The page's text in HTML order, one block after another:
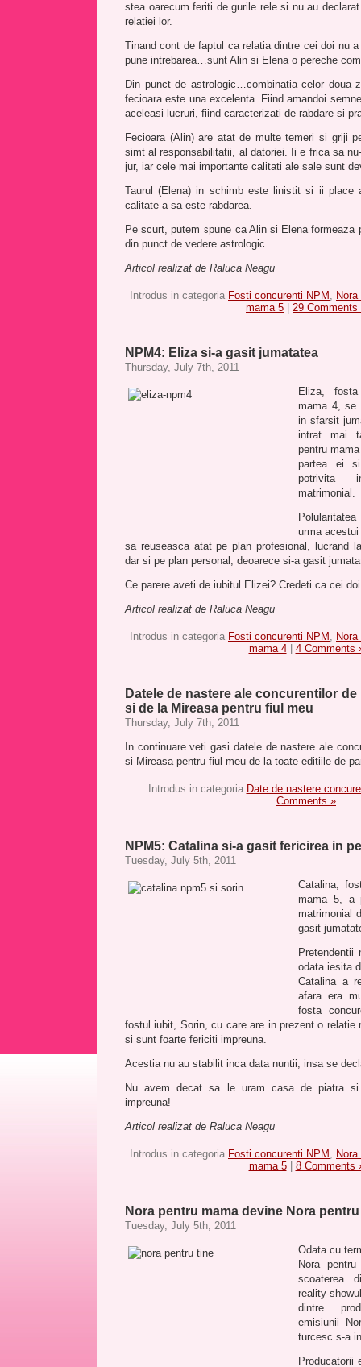
stea oarecum feriti de gurile rele si nu au
relatiei lor.
Tinand cont de faptul ca relatia dintre cei doi nu
pune intrebarea…sunt Alin si Elena o pereche
Din punct de astrologic…combinatia celor doua
fecioara este una excelenta. Fiind amandoi
aceleasi lucruri, fiind caracterizati de rabdare si
Fecioara (Alin) are atat de multe temeri si griji
simt al responsabilitatii, al datoriei. Ii e frica sa
jur, iar cele mai importante calitati ale sale sunt
Taurul (Elena) in schimb este linistit si ii place
calitate a sa este rabdarea.
Pe scurt, putem spune ca Alin si Elena formeaza
din punct de vedere astrologic.
Articol realizat de Raluca Neagu
Introdus in categoria Fosti concurenti NPM ,
mama 5
29 Comments
NPM4: Eliza si-a gasit jumatatea
Thursday, July 7th, 2011
Eliza,
mama 4, se
in sfarsit
intrat mai
pentru
partea ei
potrivita
matrimonial.
urma
sa reuseasca atat pe plan profesional, lucrand
dar si pe plan personal, deoarece si-a gasit
Ce parere aveti de iubitul Elizei? Credeti ca cei
Articol realizat de Raluca Neagu
Introdus in categoria Fosti concurenti NPM ,
mama 4| 4 Comments
Datele de nastere ale concurentilor
si de la Mireasa pentru fiul meu
Thursday, July 7th, 2011
In continuare veti gasi datele de nastere ale
si Mireasa pentru fiul meu de la toate editiile de
Introdus in categoria Date de nastere
Comments »
NPM5: Catalina si-a gasit fericirea in
Tuesday, July 5th, 2011
Catalina,
mama 5, a
matrimonial
gasit
odata iesita
Catalina a
afara era
fosta
fostul iubit, Sorin, cu care are in prezent o relatie
si sunt foarte fericiti impreuna.
Acestia nu au stabilit inca data nuntii, insa se
Nu avem decat sa le uram casa de piatra
impreuna!
Articol realizat de Raluca Neagu
Introdus in categoria Fosti concurenti NPM ,
mama 5| 8 Comments
Nora pentru mama devine Nora
Tuesday, July 5th, 2011
Odata cu
Nora
scoaterea
reality-
dintre
emisiunii
turcesc s-a
Producatorii